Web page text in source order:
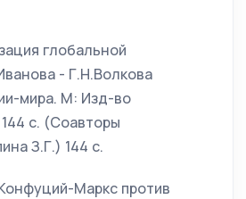
глобальной
- Г.Н.Волкова
мира. М: Изд-во
с. (Соавторы
З.Г.) 144 с.
Маркс против